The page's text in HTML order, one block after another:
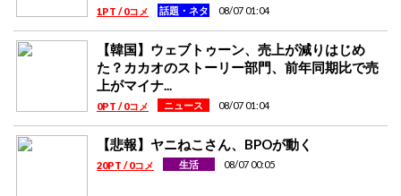
1PT / 0コメ 話題・ネタ 08/07 01:04
【韓国】ウェブトゥーン、売上が減りはじめ
た？カカオのストーリー部門、前年同期比で売
上がマイナ...
0PT / 0コメ ニュース 08/07 01:04
【悲報】ヤニねこさん、BPOが動く
20PT / 0コメ 生活 08/07 00:05